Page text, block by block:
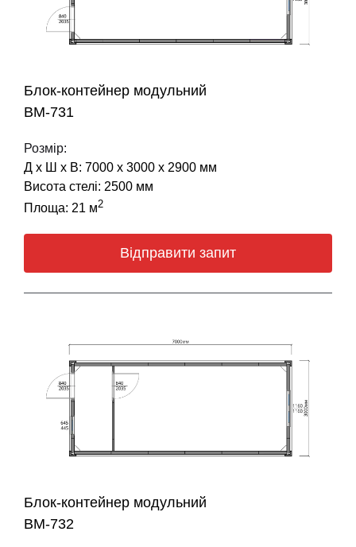
Блок-контейнер модульний
BM-731
Розмір:
Д х Ш х В: 7000 х 3000 х 2900 мм
Висота стелі: 2500 мм
Площа: 21 м2
Відправити запит
Блок-контейнер модульний
BM-732